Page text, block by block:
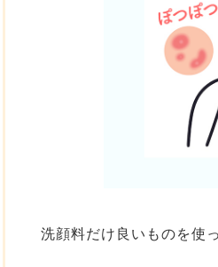
洗顔料だけ良いものを使